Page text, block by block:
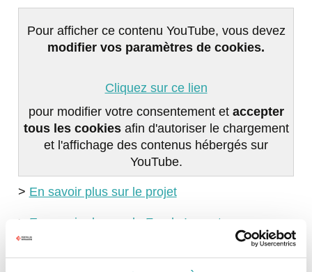
Pour afficher ce contenu YouTube, vous devez
modifier vos paramètres de cookies.
Cliquez sur ce lien
pour modifier votre consentement et accepter
tous les cookies afin d'autoriser le chargement
et l'affichage des contenus hébergés sur
YouTube.
> En savoir plus sur le projet
> En savoir plus sur le Fonds Impact